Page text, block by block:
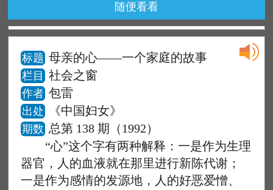
随便看看
标题 母亲的心——一个家庭的故事
栏目 社会之窗
作者 包雷
出处 《中国妇女》
期数 总第 138 期（1992）
“心”这个字有两种解释：一是作为生理
器官，人的血液就在那里进行新陈代谢；
一是作为感情的发源地，人的好恶爱憎、